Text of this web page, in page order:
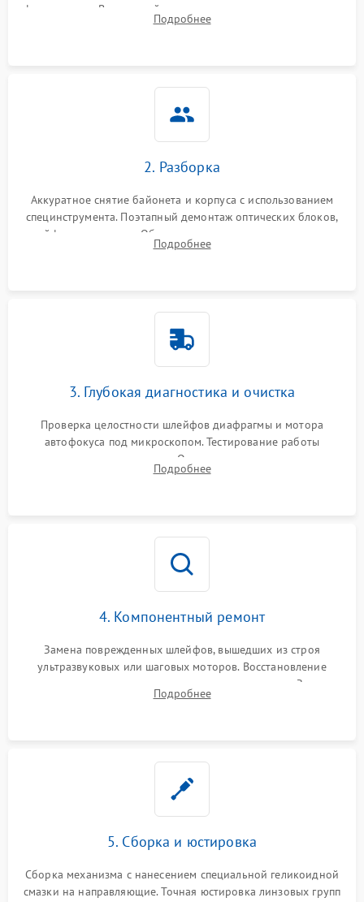
фокусировки. Визуальный осмотр линз на наличие царапин,
грибка, пыли и оценка состояния контактов байонета.
Подробнее
2. Разборка
Аккуратное снятие байонета и корпуса с использованием
специнструмента. Поэтапный демонтаж оптических блоков,
шлейфов и приводов. Обязательная маркировка положения
линзовых групп для сохранения заводской центровки при
Подробнее
3. Глубокая диагностика и очистка
Проверка целостности шлейфов диафрагмы и мотора
автофокуса под микроскопом. Тестирование работы
электромагнитного привода. Очистка оптических элементов
от пыли, следов влаги и грибка спецрастворами без
Подробнее
4. Компонентный ремонт
Замена поврежденных шлейфов, вышедших из строя
ультразвуковых или шаговых моторов. Восстановление
геометрии направляющих при заклинивании зума. Замена
неисправного блока диафрагмы, датчиков положения или
Подробнее
5. Сборка и юстировка
Сборка механизма с нанесением специальной геликоидной
смазки на направляющие. Точная юстировка линзовых групп